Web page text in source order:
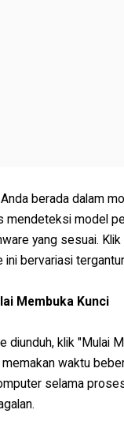
berada dalam
mendeteksi model
yang sesuai.
ini bervariasi
Membuka Kunci
diunduh, klik "Mulai
waktu
selama